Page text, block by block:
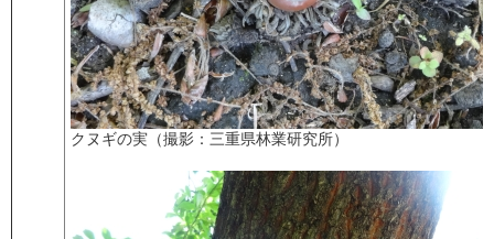
クヌギの実（撮影：三重県林業研究所）